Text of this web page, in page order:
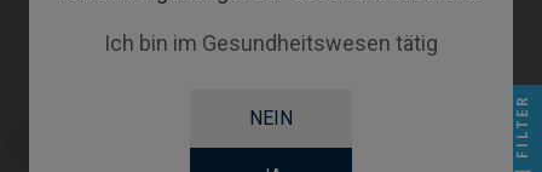
Ich bin im Gesundheitswesen tätig
NEIN
kompatibel mit Dentsply® Xive®
FILTER